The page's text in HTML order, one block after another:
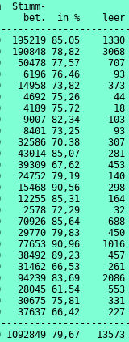
Stimm-
bet.  in %
195219 85,05
78,82
50478 77,57
6196 76,46
14958 73,82
4692 75,26
4189 75,72
9007 82,34
8401 73,25
32586 70,38
43014 85,07
39309 67,62
24752 79,19
15468 90,56
12255 85,31
2578 72,29      32
70926 85,64
29770 79,83
77653 90,96
38492 89,23
31462 66,53
94239 83,69
28045 61,54
30675 75,81
37637 66,42
79,67